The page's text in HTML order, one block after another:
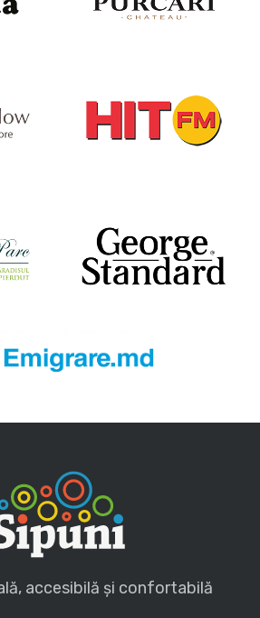
accesibilă și confortabilă